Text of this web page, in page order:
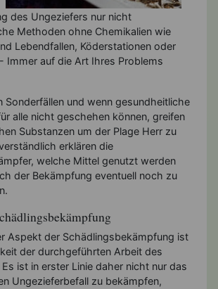
des Ungeziefers nur nicht
Methoden ohne Chemikalien wie
Lebendfallen, Köderstationen oder
Immer auf die Art Ihres Problems
Sonderfällen und wenn gesundheitliche
alle nicht geschehen können, greifen
Substanzen um der Plage Herr zu
erklären die
welche Mittel genutzt werden
der Bekämpfung eventuell noch zu
Aspekt der Schädlingsbekämpfung ist
der durchgeführten Arbeit des
ist in erster Linie daher nicht nur das
Ungezieferbefall zu bekämpfen,